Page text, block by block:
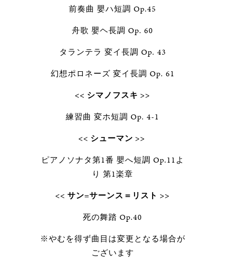
前奏曲 嬰ハ短調 Op.45
舟歌 嬰ヘ長調 Op. 60
タランテラ 変イ長調 Op. 43
幻想ポロネーズ 変イ長調 Op. 61
<< シマノフスキ >>
練習曲 変ホ短調 Op. 4-1
<< シューマン >>
ピアノソナタ第1番 嬰へ短調 Op.11よ
り 第1楽章
<< サン=サーンス＝リスト >>
死の舞踏 Op.40
※やむを得ず曲目は変更となる場合が
ございます